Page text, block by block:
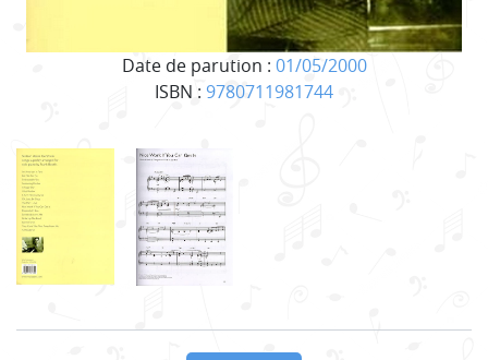
Date de parution : 01/05/2000
ISBN : 9780711981744